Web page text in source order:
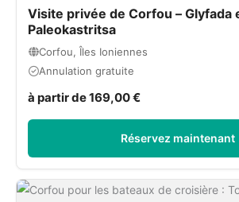
Visite privée de Corfou – Glyfada
Paleokastritsa
Corfou, Îles Ioniennes
Annulation gratuite
à partir de 169,00 €
Réservez maintenant